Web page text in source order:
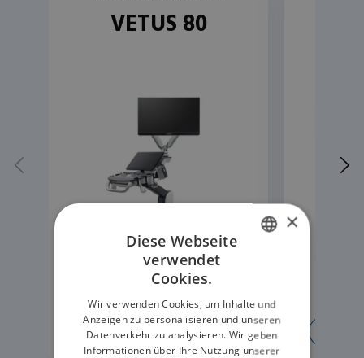
VETUS 80
ERFAHREN SIE MEHR
×
Diese Webseite
verwendet
Cookies.
Wir verwenden Cookies, um Inhalte und
Anzeigen zu personalisieren und unseren
Datenverkehr zu analysieren. Wir geben
Informationen über Ihre Nutzung unserer